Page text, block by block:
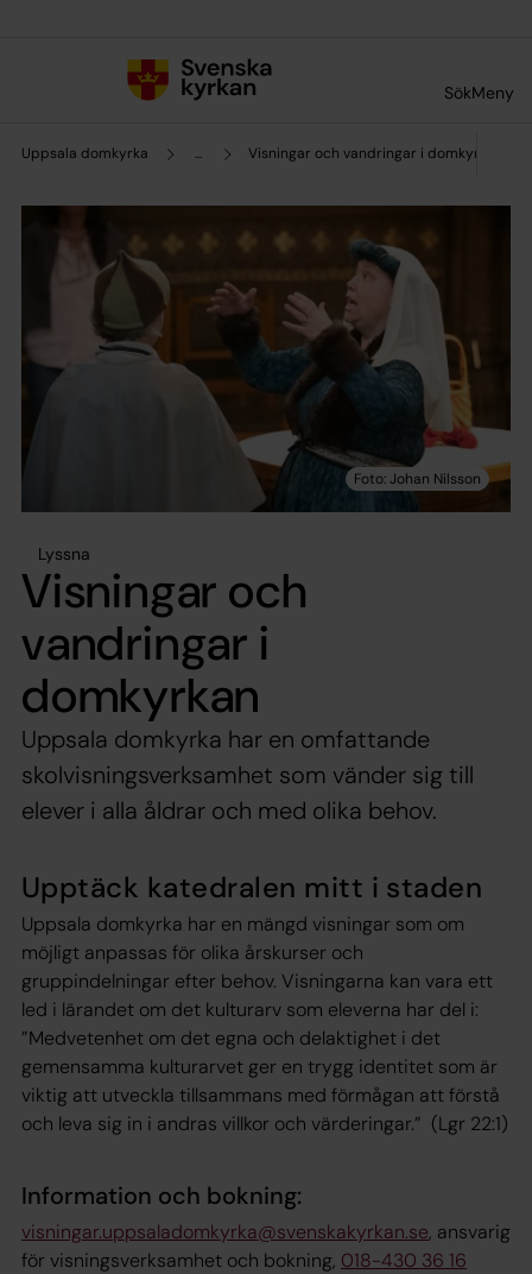
SökMeny
Uppsala domkyrka ... Visningar och vandringar i domkyrkan
Lyssna
Visningar och
vandringar i
domkyrkan
Uppsala domkyrka har en omfattande
skolvisningsverksamhet som vänder sig till
elever i alla åldrar och med olika behov.
Upptäck katedralen mitt i staden
Uppsala domkyrka har en mängd visningar som om
möjligt anpassas för olika årskurser och
gruppindelningar efter behov. Visningarna kan vara ett
led i lärandet om det kulturarv som eleverna har del i:
”Medvetenhet om det egna och delaktighet i det
gemensamma kulturarvet ger en trygg identitet som är
viktig att utveckla tillsammans med förmågan att förstå
och leva sig in i andras villkor och värderingar.” (Lgr 22:1)
Information och bokning:
visningar.uppsaladomkyrka@svenskakyrkan.se, ansvarig
för visningsverksamhet och bokning, 018-430 36 16